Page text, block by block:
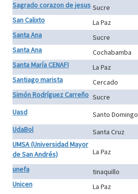
Sagrado corazon de jesus Sucre
San Calixto
La Paz
Santa Ana
Sucre
Santa Ana
Cochabamba
Santa María CENAFI
La Paz
Santiago marista
Cercado
Simón Rodríguez Carreño Sucre
Uasd
Santo Domingo
UdaBol
Santa Cruz
UMSA (Universidad Mayor
de San Andrés)
La Paz
unefa
tinaquillo
Unicen
La Paz